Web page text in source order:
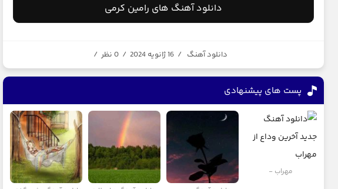
دانلود آهنگ های رامین کرمی
دانلود آهنگ / 16 ژانویه 2024 / 0 نظر /
پست های پیشنهادی
مهراب -